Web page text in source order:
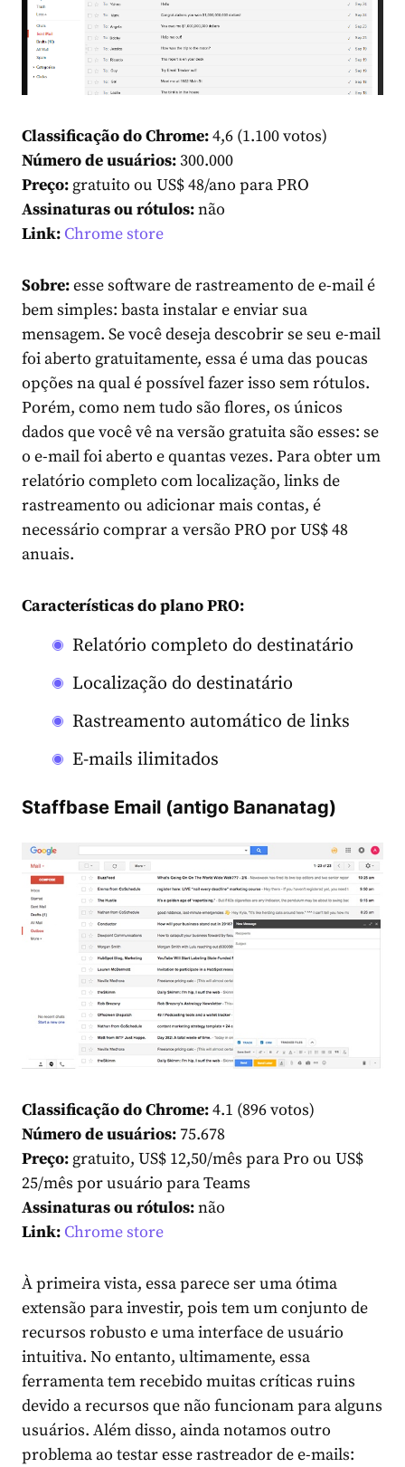
Classificação do Chrome:4,6 (1.100 votos)
Número de usuários: 300.000
Preço: gratuito ou US$ 48/ano para PRO
Assinaturas ou rótulos:não
Link: Chrome store
Sobre:esse software de rastreamento de e-mail é
bem simples: basta instalar e enviar sua
mensagem. Se você deseja descobrir se seu e-mail
foi aberto gratuitamente, essa é uma das poucas
opções na qual é possível fazer isso sem rótulos.
Porém, como nem tudo são flores, os únicos
dados que você vê na versão gratuita são esses: se
o e-mail foi aberto e quantas vezes. Para obter um
relatório completo com localização, links de
rastreamento ou adicionar mais contas, é
necessário comprar a versão PRO por US$ 48
anuais.
Características do plano PRO:
Relatório completo do destinatário
Localização do destinatário
Rastreamento automático de links
E-mails ilimitados
Staffbase Email (antigo Bananatag)
Classificação do Chrome:4.1 (896 votos)
Número de usuários: 75.678
Preço: gratuito, US$ 12,50/mês para Pro ou US$
25/mês por usuário para Teams
Assinaturas ou rótulos:não
Link: Chrome store
À primeira vista, essa parece ser uma ótima
extensão para investir, pois tem um conjunto de
recursos robusto e uma interface de usuário
intuitiva. No entanto, ultimamente, essa
ferramenta tem recebido muitas críticas ruins
devido a recursos que não funcionam para alguns
usuários. Além disso, ainda notamos outro
problema ao testar esse rastreador de e-mails: